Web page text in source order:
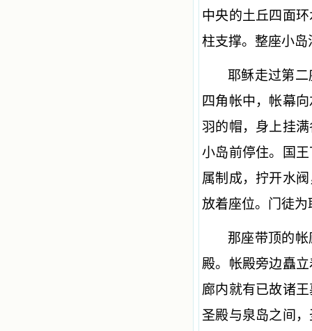
中央的土丘四面
柱支撑。整座小
耶稣走过第
四角帐中，帐幕
羽的帽，身上挂
小岛前停住。国
属制成，拧开水
放着座位。门徒
那座带顶的
殿。帐殿旁边矗
廊内就有已故诸
圣殿与泉岛之间